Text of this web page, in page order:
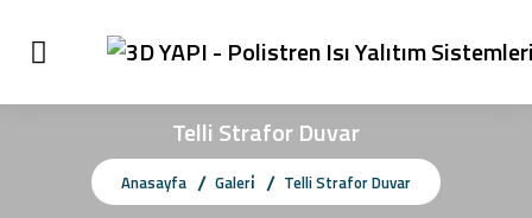
Telli Strafor Duvar
Anasayfa Galeri̇ Telli Strafor Duvar